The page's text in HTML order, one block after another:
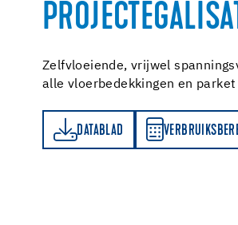
Zelfvloeiende, vrijwel
alle vloerbedekkingen en
DATABLAD
VERBRUIKSBEREKENER